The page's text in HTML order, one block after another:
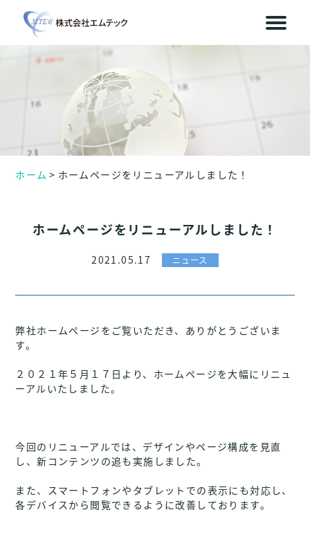
ホーム ホームページをリニューアルしました！
ホームページをリニューアルしました！
2021.05.17 ニュース
弊社ホームページをご覧いただき、ありがとうございま
す。
２０２１年５月１７日より、ホームページを大幅にリニュ
ーアルいたしました。
今回のリニューアルでは、デザインやページ構成を見直
し、新コンテンツの追も実施しました。
また、スマートフォンやタブレットでの表示にも対応し、
各デバイスから閲覧できるように改善しております。